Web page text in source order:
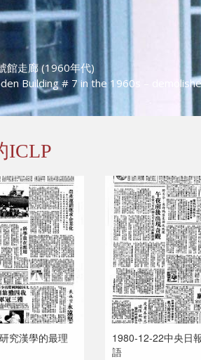
館走廊 (1960年代)
Building # 7 in the 1960s –
ICLP
究漢學的最理
1980-12-22中央日
語